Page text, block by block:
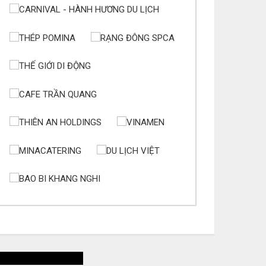
mừng bổn mạng Maria Lê Thị Dung 15/08
mừng bổn mạng Maria Vũ Thị Hoài Trang 15/08
mừng bổn mạng Maria Ngô Thị Thu 15/08
15/08
15/08
mừng bổn mạng Maria Đỗ Vy Hạ 15/08
mừng bổn mạng Maria Nguyễn Ngọc Anh 15/08
mừng bổn mạng Chị Maria Nguyễn Thị Diệu